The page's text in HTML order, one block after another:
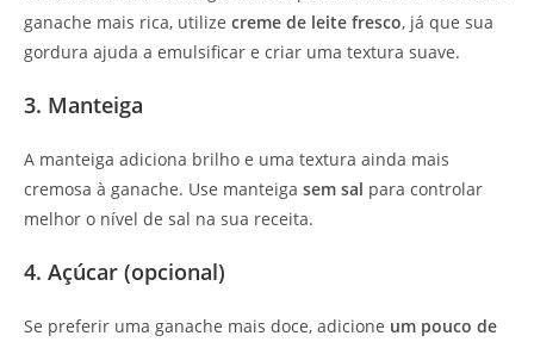
ganache mais rica, utilize creme de leite fresco, já que sua
gordura ajuda a emulsificar e criar uma textura suave.
3. Manteiga
A manteiga adiciona brilho e uma textura ainda mais
cremosa à ganache. Use manteiga sem sal para controlar
melhor o nível de sal na sua receita.
4. Açúcar (opcional)
Se preferir uma ganache mais doce, adicione um pouco de